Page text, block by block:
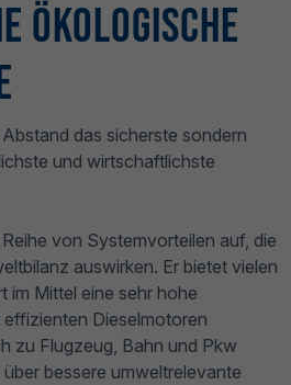
ökologische
das sicherste sondern
und wirtschaftlichste
von Systemvorteilen auf, die
auswirken. Er bietet vielen
im Mittel eine sehr hohe
Dieselmotoren
zu Flugzeug, Bahn und Pkw
bessere umweltrelevante